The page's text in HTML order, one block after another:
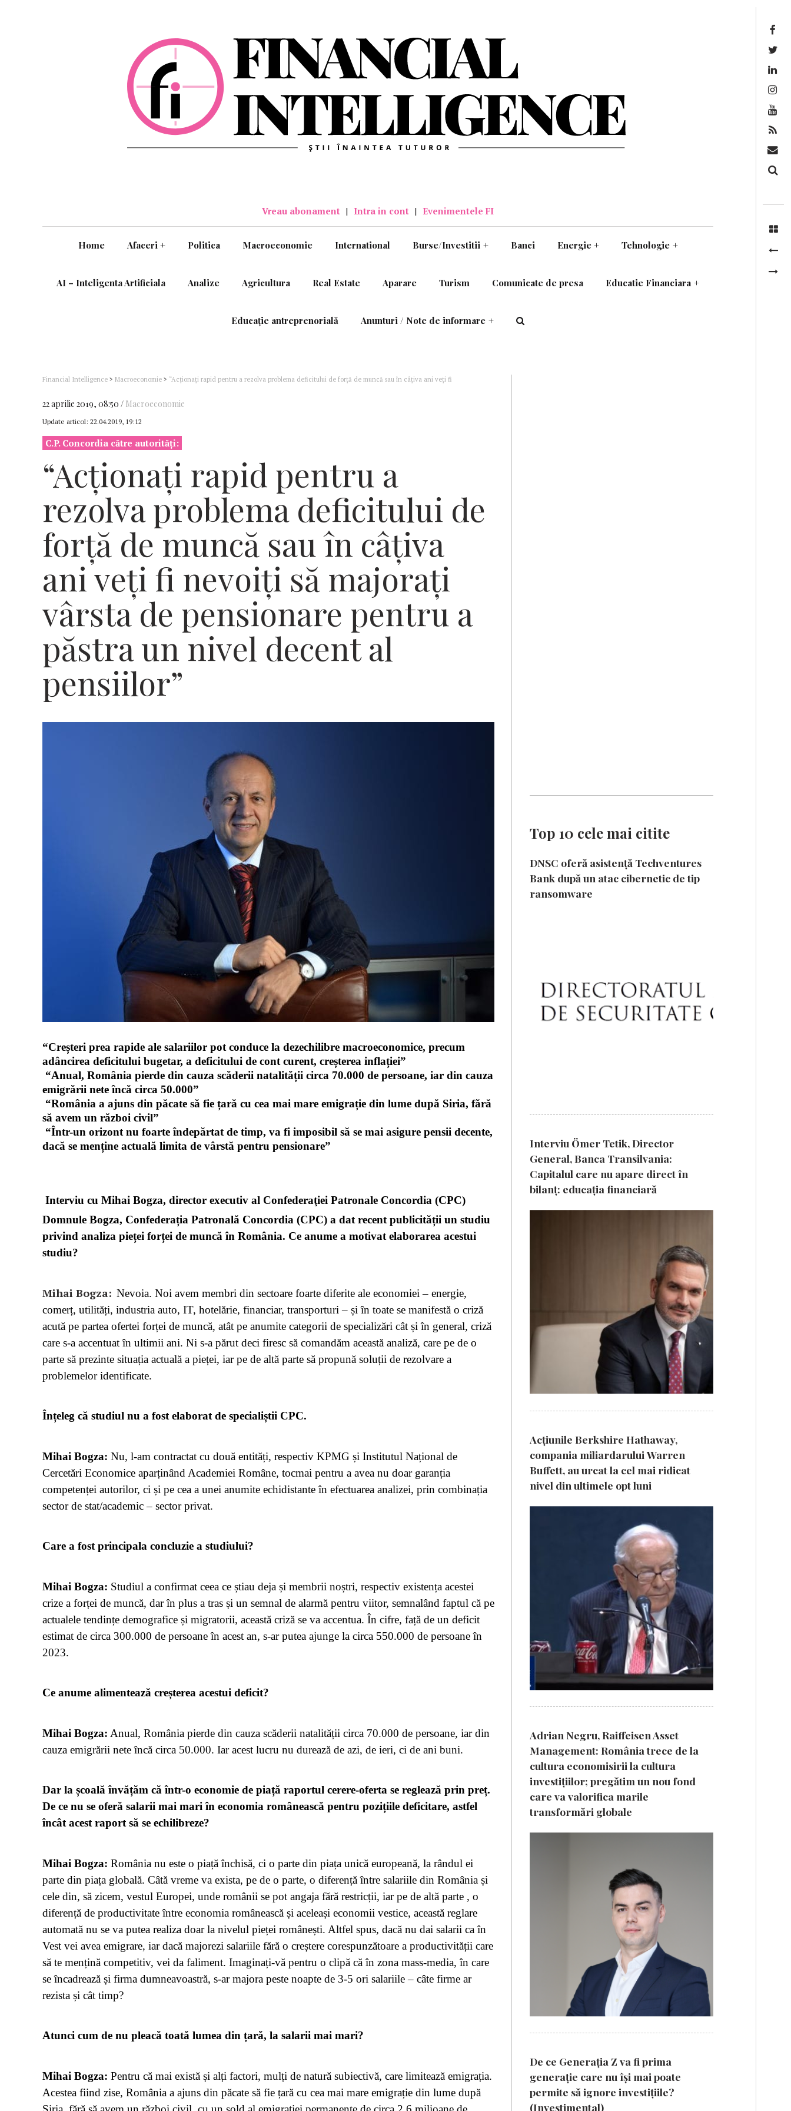
Vreau abonament | Intra in cont | Evenimentele FI
Home Afaceri + Politica Macroeconomie International Burse/Investitii + Banci Energie + Tehnologie +
AI – Inteligenta Artificiala Analize Agricultura Real Estate Aparare Turism Comunicate de presa Educatie Financiara +
Educație antreprenorială Anunturi / Note de informare +
Financial Intelligence > Macroeconomie > “Acționați rapid pentru a rezolva problema deficitului de forță de muncă sau în câțiva ani veți fi
22 aprilie 2019, 08:50 Macroeconomie
Update articol: 22.04.2019, 19:12
C.P. Concordia către autorități:
“Acționați rapid pentru a
rezolva problema deficitului de
forță de muncă sau în câțiva
ani veți fi nevoiți să majorați
vârsta de pensionare pentru a
păstra un nivel decent al
pensiilor”
“Creșteri prea rapide ale salariilor pot conduce la dezechilibre macroeconomice, precum
adâncirea deficitului bugetar, a deficitului de cont curent, creșterea inflației”
“Anual, România pierde din cauza scăderii natalității circa 70.000 de persoane, iar din cauza
emigrării nete încă circa 50.000”
“România a ajuns din păcate să fie țară cu cea mai mare emigrație din lume după Siria, fără
să avem un război civil”
“Într-un orizont nu foarte îndepărtat de timp, va fi imposibil să se mai asigure pensii decente,
dacă se menține actuală limita de vârstă pentru pensionare”
Interviu cu Mihai Bogza, director executiv al Confederaţiei Patronale Concordia (CPC)
Domnule Bogza, Confederația Patronală Concordia (CPC) a dat recent publicității un studiu
privind analiza pieței forței de muncă în România. Ce anume a motivat elaborarea acestui
studiu?
Mihai Bogza: Nevoia. Noi avem membri din sectoare foarte diferite ale economiei – energie,
comerț, utilități, industria auto, IT, hotelărie, financiar, transporturi – și în toate se manifestă o criză
acută pe partea ofertei forței de muncă, atât pe anumite categorii de specializări cât și în general, criză
care s-a accentuat în ultimii ani. Ni s-a părut deci firesc să comandăm această analiză, care pe de o
parte să prezinte situația actuală a pieței, iar pe de altă parte să propună soluții de rezolvare a
problemelor identificate.
Înțeleg că studiul nu a fost elaborat de specialiștii CPC.
Mihai Bogza: Nu, l-am contractat cu două entități, respectiv KPMG și Institutul Național de
Cercetări Economice aparținând Academiei Române, tocmai pentru a avea nu doar garanția
competenței autorilor, ci și pe cea a unei anumite echidistante în efectuarea analizei, prin combinația
sector de stat/academic – sector privat.
Care a fost principala concluzie a studiului?
Mihai Bogza: Studiul a confirmat ceea ce știau deja și membrii noștri, respectiv existența acestei
crize a forței de muncă, dar în plus a tras și un semnal de alarmă pentru viitor, semnalând faptul că pe
actualele tendințe demografice și migratorii, această criză se va accentua. În cifre, față de un deficit
estimat de circa 300.000 de persoane în acest an, s-ar putea ajunge la circa 550.000 de persoane în
2023.
Ce anume alimentează creșterea acestui deficit?
Mihai Bogza: Anual, România pierde din cauza scăderii natalității circa 70.000 de persoane, iar din
cauza emigrării nete încă circa 50.000. Iar acest lucru nu durează de azi, de ieri, ci de ani buni.
Dar la școală învățăm că într-o economie de piață raportul cerere-oferta se reglează prin preț.
De ce nu se oferă salarii mai mari în economia românească pentru pozițiile deficitare, astfel
încât acest raport să se echilibreze?
Mihai Bogza: România nu este o piață închisă, ci o parte din piața unică europeană, la rândul ei
parte din piața globală. Câtă vreme va exista, pe de o parte, o diferențăîntre salariile din România și
cele din, să zicem, vestul Europei, unde românii se pot angaja fără restricții, iar pe de altă parte , o
diferență de productivitate între economia românească și aceleași economii vestice, această reglare
automată nu se va putea realiza doar la nivelul pieței românești. Altfel spus, dacă nu dai salarii ca în
Vest vei avea emigrare, iar dacă majorezi salariile fără o creștere corespunzătoare a productivității care
să te mențină competitiv, vei da faliment. Imaginați-vă pentru o clipă că în zona mass-media, în care
se încadrează și firma dumneavoastră, s-ar majora peste noapte de 3-5 ori salariile – câte firme ar
rezista și cât timp?
Atunci cum de nu pleacă toată lumea din țară, la salarii mai mari?
Mihai Bogza: Pentru că mai există și alți factori, mulți de natură subiectivă, care limitează emigrația.
Acestea fiind zise, România a ajuns din păcate să fie țară cu cea mai mare emigrație din lume după
Top 10 cele mai citite
DNSC oferă asistență Techventures
Bank după un atac cibernetic de tip
ransomware
Interviu Ömer Tetik, Director
General, Banca Transilvania:
Capitalul care nu apare direct în
bilanț: educația financiară
Acțiunile Berkshire Hathaway,
compania miliardarului Warren
Buffett, au urcat la cel mai ridicat
nivel din ultimele opt luni
Adrian Negru, Raiffeisen Asset
Management: România trece de la
cultura economisirii la cultura
investițiilor; pregătim un nou fond
care va valorifica marile
transformări globale
De ce Generația Z va fi prima
generație care nu își mai poate
permite să ignore investițiile?
(Investimental)